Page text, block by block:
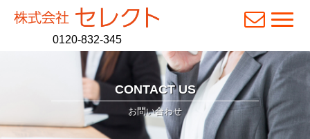
0120-832-345
N
i
g
a
t
o
CONTACT US
お問い合わせ